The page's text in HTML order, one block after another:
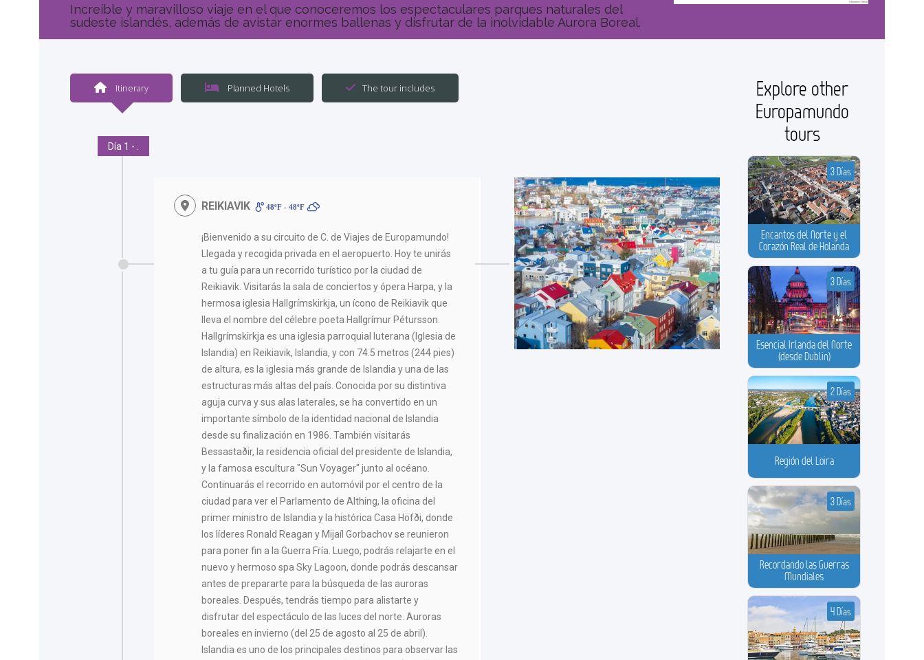
Increíble y maravilloso viaje en el que conoceremos los espectaculares parques naturales del
sudeste islandés, además de avistar enormes ballenas y disfrutar de la inolvidable Aurora Boreal.
Itinerary Planned Hotels The tour includes
Día 1 - .
REIKIAVIK 48ºF - 48ºF
¡Bienvenido a su circuito de C. de Viajes de Europamundo!
Llegada y recogida privada en el aeropuerto. Hoy te unirás
a tu guía para un recorrido turístico por la ciudad de
Reikiavik. Visitarás la sala de conciertos y ópera Harpa, y la
hermosa iglesia Hallgrímskirkja, un ícono de Reikiavik que
lleva el nombre del célebre poeta Hallgrímur Pétursson.
Hallgrímskirkja es una iglesia parroquial luterana (Iglesia de
Islandia) en Reikiavik, Islandia, y con 74.5 metros (244 pies)
de altura, es la iglesia más grande de Islandia y una de las
estructuras más altas del país. Conocida por su distintiva
aguja curva y sus alas laterales, se ha convertido en un
importante símbolo de la identidad nacional de Islandia
desde su finalización en 1986. También visitarás
Bessastaðir, la residencia oficial del presidente de Islandia,
y la famosa escultura "Sun Voyager" junto al océano.
Continuarás el recorrido en automóvil por el centro de la
ciudad para ver el Parlamento de Althing, la oficina del
primer ministro de Islandia y la histórica Casa Höfði, donde
los líderes Ronald Reagan y Mijaíl Gorbachov se reunieron
para poner fin a la Guerra Fría. Luego, podrás relajarte en el
nuevo y hermoso spa Sky Lagoon, donde podrás descansar
antes de prepararte para la búsqueda de las auroras
boreales. Después, tendrás tiempo para alistarte y
disfrutar del espectáculo de las luces del norte. Auroras
boreales en invierno (del 25 de agosto al 25 de abril).
Islandia es uno de los principales destinos para observar las
Explore other
Europamundo
tours
Encantos del Norte y el
Corazón Real de Holanda
3 Días
Esencial Irlanda del Norte
(desde Dublin)
3 Días
Región del Loira
2 Días
Recordando las Guerras
Mundiales
3 Días
4 Días